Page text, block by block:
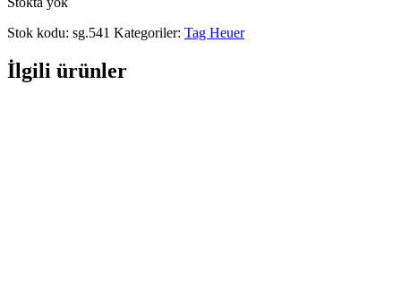
Stok kodu: sg.541 Kategoriler: Tag Heuer
İlgili ürünler